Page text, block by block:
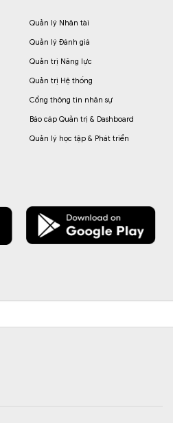
Quản lý Nhân tài
Quản lý Đánh giá
Quản trị Năng lực
Quản trị Hệ thống
Cổng thông tin nhân sự
Báo cáp Quản trị & Dashboard
Quản lý học tập & Phát triển